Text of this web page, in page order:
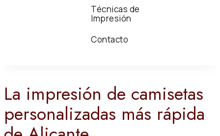
Técnicas de
Impresión
Contacto
La impresión de camisetas
personalizadas más rápida